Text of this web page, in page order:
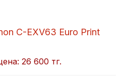
C-EXV63 Euro Print
26 600 тг.